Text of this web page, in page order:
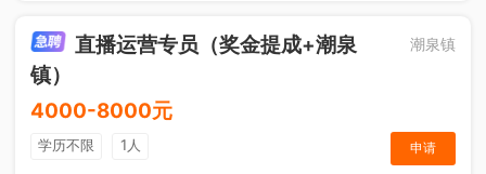
直播运营专员（奖金提成+潮泉
镇）
潮泉镇
4000-8000元
学历不限 1人 申请